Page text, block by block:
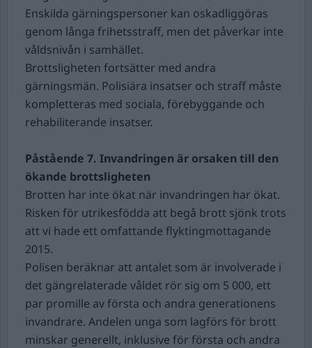
Enskilda gärningspersoner kan oskadliggöras
genom långa frihetsstraff, men det påverkar inte
våldsnivån i samhället.
Brottsligheten fortsätter med andra
gärningsmän. Polisiära insatser och straff måste
kompletteras med sociala, förebyggande och
rehabiliterande insatser.
Påstående 7. Invandringen är orsaken till den
ökande brottsligheten
Brotten har inte ökat när invandringen har ökat.
Risken för utrikesfödda att begå brott sjönk trots
att vi hade ett omfattande flyktingmottagande
2015.
Polisen beräknar att antalet som är involverade i
det gängrelaterade våldet rör sig om 5 000, ett
par promille av första och andra generationens
invandrare. Andelen unga som lagförs för brott
minskar generellt, inklusive för första och andra